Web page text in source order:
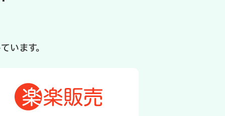
います。